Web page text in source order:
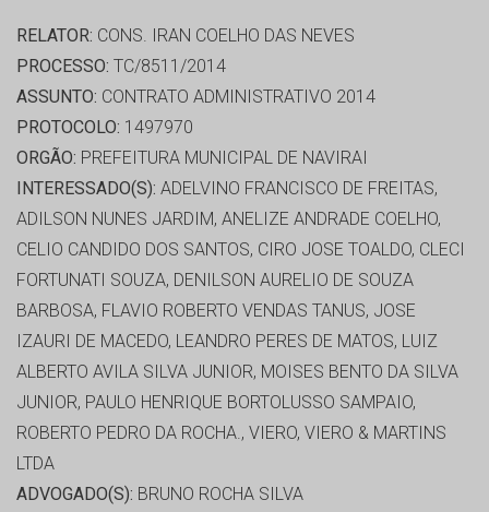
RELATOR: CONS. IRAN COELHO DAS NEVES
PROCESSO: TC/8511/2014
ASSUNTO: CONTRATO ADMINISTRATIVO 2014
PROTOCOLO: 1497970
ORGÃO: PREFEITURA MUNICIPAL DE NAVIRAI
INTERESSADO(S): ADELVINO FRANCISCO DE FREITAS,
ADILSON NUNES JARDIM, ANELIZE ANDRADE COELHO,
CELIO CANDIDO DOS SANTOS, CIRO JOSE TOALDO, CLECI
FORTUNATI SOUZA, DENILSON AURELIO DE SOUZA
BARBOSA, FLAVIO ROBERTO VENDAS TANUS, JOSE
IZAURI DE MACEDO, LEANDRO PERES DE MATOS, LUIZ
ALBERTO AVILA SILVA JUNIOR, MOISES BENTO DA SILVA
JUNIOR, PAULO HENRIQUE BORTOLUSSO SAMPAIO,
ROBERTO PEDRO DA ROCHA., VIERO, VIERO & MARTINS
LTDA
ADVOGADO(S): BRUNO ROCHA SILVA